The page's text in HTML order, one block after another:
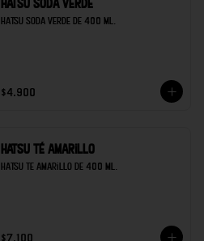
Hatsu soda verde
Hatsu soda verde de 400 ml.
$4.900
Hatsu té amarillo
Hatsu te amarillo de 400 ml.
$7.100